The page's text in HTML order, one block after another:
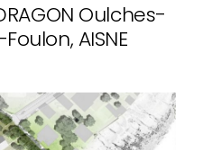
Oulches-
AISNE